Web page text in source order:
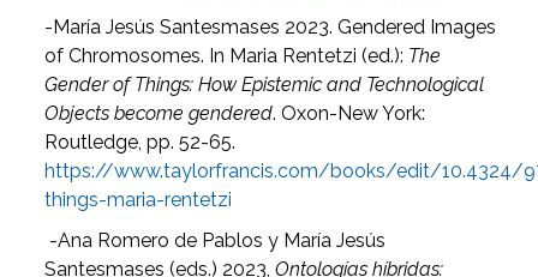
-María Jesús Santesmases 2023. Gendered Images
of Chromosomes. In Maria Rentetzi (ed.): The
Gender of Things: How Epistemic and Technological
Objects become gendered. Oxon-New York:
Routledge, pp. 52-65.
https://www.taylorfrancis.com/books/edit/10.4324/
things-maria-rentetzi
-Ana Romero de Pablos y María Jesús
Santesmases (eds.) 2023,Ontologías híbridas: